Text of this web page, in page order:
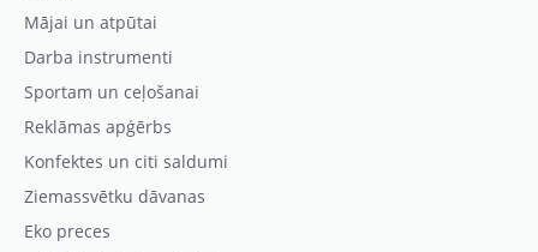
Mājai un atpūtai
Darba instrumenti
Sportam un ceļošanai
Reklāmas apģērbs
Konfektes un citi saldumi
Ziemassvētku dāvanas
Eko preces